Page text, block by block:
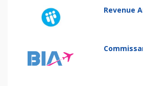
Revenue